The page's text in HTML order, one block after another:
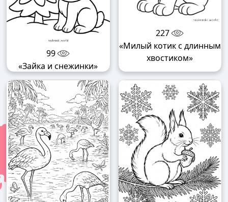
99
«Зайка и снежинки»
227
«Милый котик с длинным
хвостиком»